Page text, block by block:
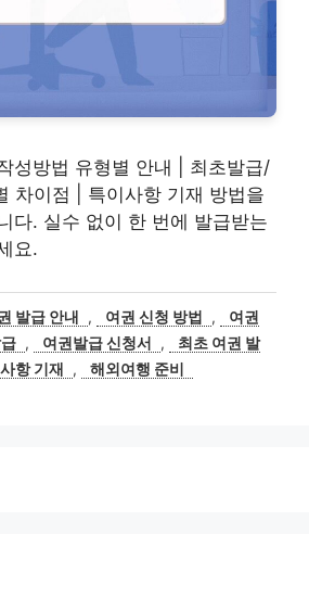
성방법 유형별 안내 | 최초발급/
차이점 | 특이사항 기재 방법을
다. 실수 없이 한 번에 발급받는
요.
발급 안내 , 여권 신청 방법 ,
여권
, 여권발급 신청서 ,
최초 여권 발
항 기재 , 해외여행 준비